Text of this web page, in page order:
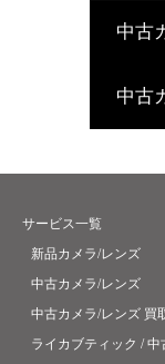
中古
中古
サービス一覧
新品カメラ/レンズ
中古カメラ/レンズ
中古カメラ/レンズ 買
ライカブティック / 中